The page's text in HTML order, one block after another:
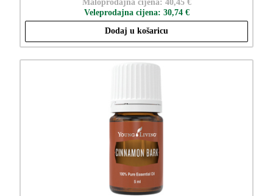
Maloprodajna cijena: 40,45 €
Veleprodajna cijena: 30,74 €
Dodaj u košaricu